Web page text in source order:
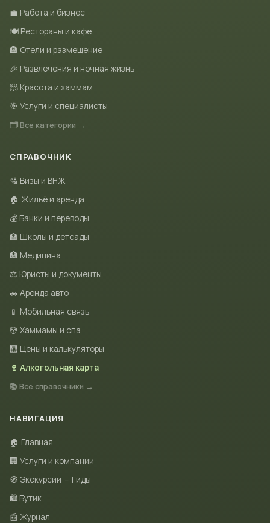
💼 Работа и бизнес
🍽 Рестораны и кафе
🏨 Отели и размещение
🎉 Развлечения и ночная жизнь
🧖 Красота и хаммам
🎯 Услуги и специалисты
🗂 Все категории →
СПРАВОЧНИК
🛂 Визы и ВНЖ
🏠 Жильё и аренда
💰 Банки и переводы
🏫 Школы и детсады
🏥 Медицина
⚖️ Юристы и документы
🚗 Аренда авто
📱 Мобильная связь
💆 Хаммамы и спа
🧮 Цены и калькуляторы
🍷 Алкогольная карта
📚 Все справочники →
НАВИГАЦИЯ
🏠 Главная
🏢 Услуги и компании
🧭 Экскурсии – Гиды
🛍 Бутик
📰 Журнал